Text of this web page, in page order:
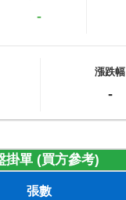
-
漲跌幅
-
掛單 (買方參考)
張數